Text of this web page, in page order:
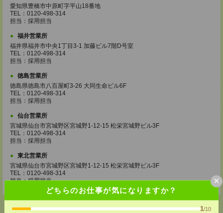
どちらのお仕事が気になりますか？
1/10
×
愛知県豊橋市中原町字平山18番地
TEL：0120-498-314
担当：採用担当
福井営業所
福井県福井市中央1丁目3-1 加藤ビル7階D号室
TEL：0120-498-314
担当：採用担当
徳島営業所
徳島県徳島市八百屋町3-26 大同生命ビル6F
TEL：0120-498-314
担当：採用担当
仙台営業所
宮城県仙台市宮城野区宮城野1-12-15 松栄宮城野ビル3F
TEL：0120-498-314
担当：採用担当
東北営業所
宮城県仙台市宮城野区宮城野1-12-15 松栄宮城野ビル3F
TEL：0120-498-314
担当：採用担当